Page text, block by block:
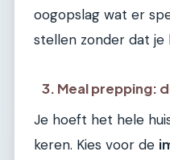
oogopslag wat er
stellen zonder dat
3. Meal prepping:
Je hoeft het hele
keren. Kies voor de